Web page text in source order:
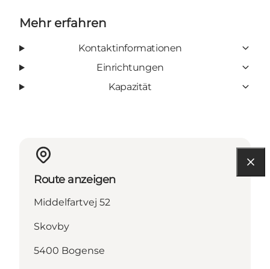
Mehr erfahren
Kontaktinformationen
Einrichtungen
Kapazität
Route anzeigen
Middelfartvej 52
Skovby
5400 Bogense